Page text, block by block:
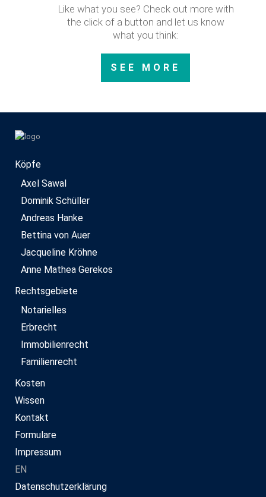
Like what you see? Check out more with
the click of a button and let us know
what you think:
SEE MORE
Köpfe
Axel Sawal
Dominik Schüller
Andreas Hanke
Bettina von Auer
Jacqueline Kröhne
Anne Mathea Gerekos
Rechtsgebiete
Notarielles
Erbrecht
Immobilienrecht
Familienrecht
Kosten
Wissen
Kontakt
Formulare
Impressum
EN
Datenschutzerklärung